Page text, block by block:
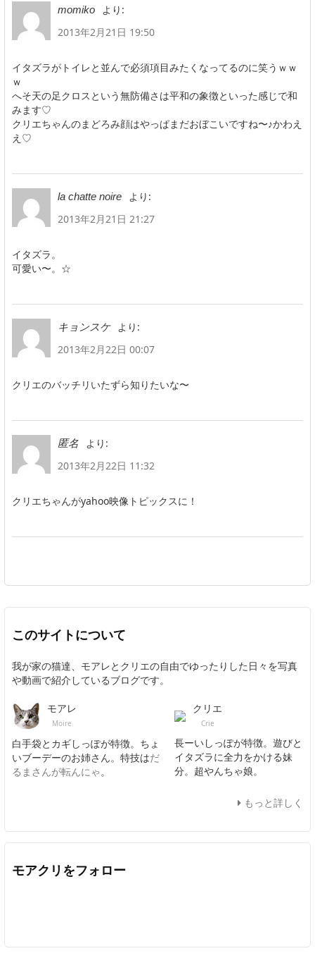
momiko
より:
2013年2月21日 19:50
イタズラがトイレと並んで必須項目みたくなってるのに笑うｗｗ
ｗ
へそ天の足クロスという無防備さは平和の象徴といった感じで和
みます♡
クリエちゃんのまどろみ顔はやっぱまだおぼこいですね〜♪かわえ
え♡
la chatte noire
より:
2013年2月21日 21:27
イタズラ。
可愛い〜。☆
キョンスケ
より:
2013年2月22日 00:07
クリエのバッチリいたずら知りたいな〜
匿名
より:
2013年2月22日 11:32
クリエちゃんがyahoo映像トピックスに！
このサイトについて
我が家の猫達、モアレとクリエの自由でゆったりした日々を写真
や動画で紹介しているブログです。
モアレ
Moire
白手袋とカギしっぽが特徴。ちょ
いブーデーのお姉さん。特技はだ
るまさんが転んにゃ。
クリエ
Crie
長ーいしっぽが特徴。遊びと
イタズラに全力をかける妹
分。超やんちゃ娘。
もっと詳しく
モアクリをフォロー